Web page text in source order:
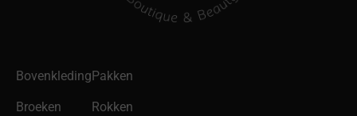
Bovenkleding
Broeken
Pakken
Rokken